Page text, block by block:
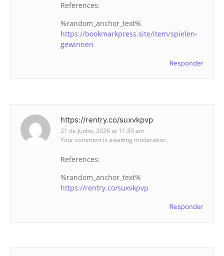
References:
%random_anchor_text%
https://bookmarkpress.site/item/spielen-
gewinnen
Responder
https://rentry.co/suxvkpvp
21 de Junho, 2026 at 11:39 am
Your comment is awaiting moderation.
References:
%random_anchor_text%
https://rentry.co/suxvkpvp
Responder